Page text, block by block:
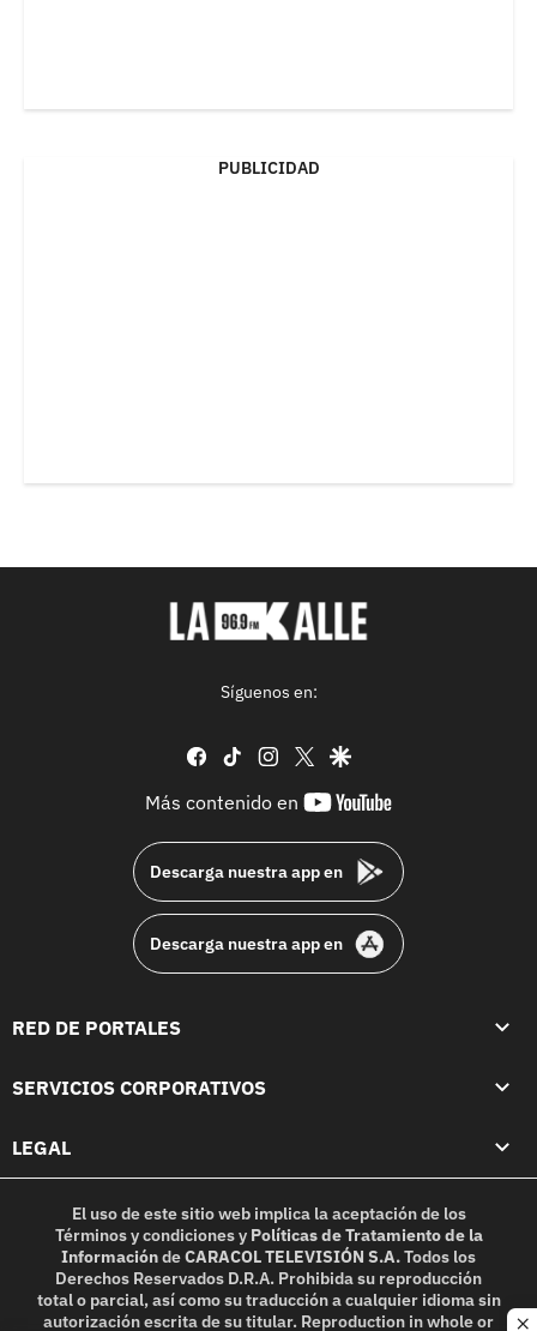
PUBLICIDAD
Síguenos en:
facebook
tiktok instagram
twittergoogle
Más contenido en
youtube-
Descarga nuestra app en
Descarga nuestra app en
RED DE PORTALES
SERVICIOS CORPORATIVOS
LEGAL
El uso de este sitio web implica la aceptación de los
Términos y condicionesy Políticas de Tratamiento de la
InformacióndeCARACOL TELEVISIÓN S.A.Todos los
Derechos Reservados D.R.A. Prohibida su reproducción
total o parcial, así como su traducción a cualquier idioma sin
autorización escrita de su titular. Reproduction in whole or